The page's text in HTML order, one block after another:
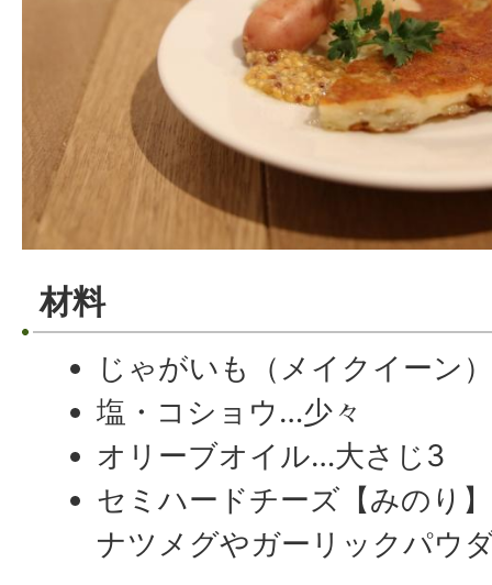
材料
じゃがいも（メイクイーン
塩・コショウ…少々
オリーブオイル…大さじ3
セミハードチーズ【みのり
ナツメグやガーリックパウ